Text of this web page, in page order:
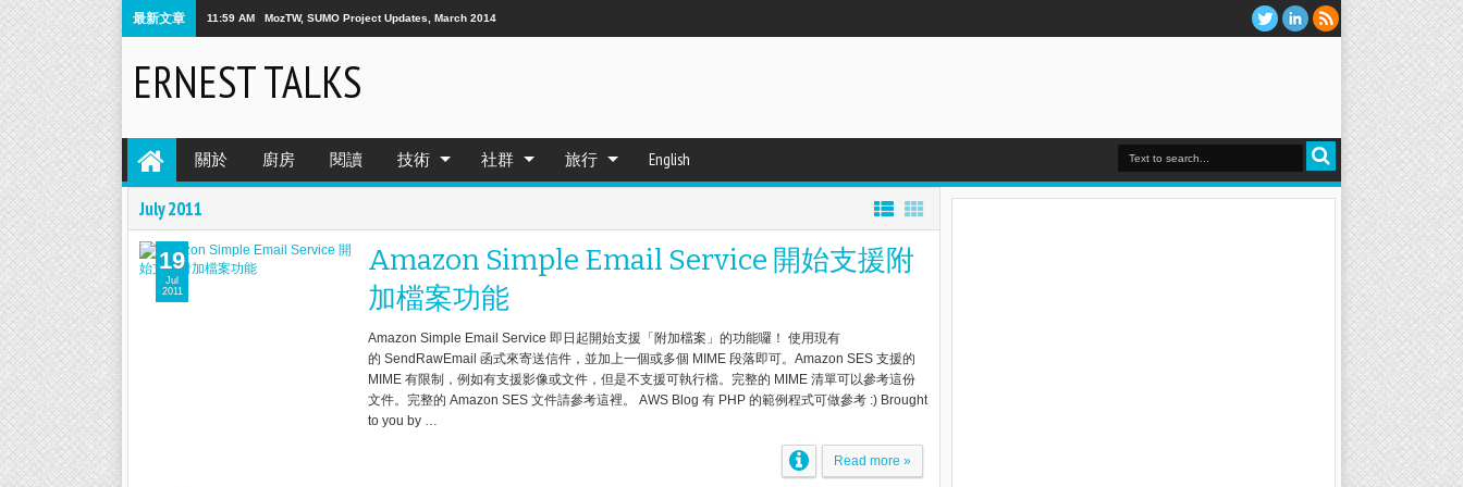
最新文章 11:59 AM MozTW, SUMO Project Updates, March 2014
ERNEST TALKS
關於 廚房 閱讀 技術 社群 旅行 English
July 2011
Amazon Simple Email Service 開始支援附
加檔案功能
Amazon Simple Email Service 即日起開始支援「附加檔案」的功能囉！ 使用現有
的 SendRawEmail 函式來寄送信件，並加上一個或多個 MIME 段落即可。Amazon SES 支援的
MIME 有限制，例如有支援影像或文件，但是不支援可執行檔。完整的 MIME 清單可以參考這份
文件。完整的 Amazon SES 文件請參考這裡。 AWS Blog 有 PHP 的範例程式可做參考 :) Brought
to you by …
Read more »
19
Jul
2011